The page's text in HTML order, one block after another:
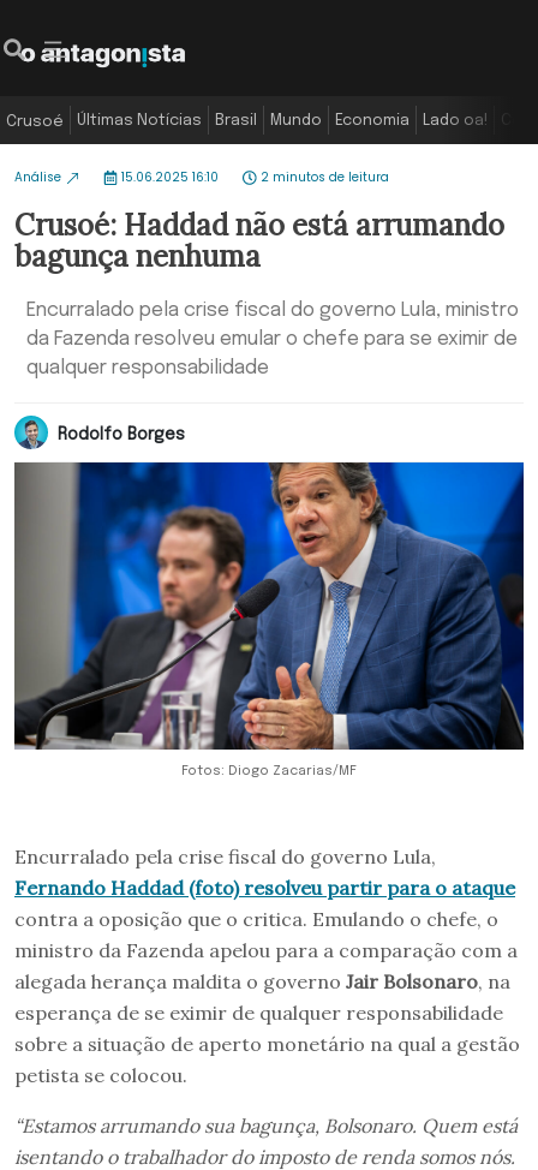
Crusoé Últimas Notícias Brasil Mundo Economia Lado oa!
Análise 15.06.2025 16:10 2 minutos de leitura
Crusoé: Haddad não está arrumando
bagunça nenhuma
Encurralado pela crise fiscal do governo Lula, ministro
da Fazenda resolveu emular o chefe para se eximir de
qualquer responsabilidade
Rodolfo Borges
Fotos: Diogo Zacarias/MF
Encurralado pela crise fiscal do governo Lula,
Fernando Haddad (foto) resolveu partir para o ataque
contra a oposição que o critica. Emulando o chefe, o
ministro da Fazenda apelou para a comparação com a
alegada herança maldita o governo Jair Bolsonaro, na
esperança de se eximir de qualquer responsabilidade
sobre a situação de aperto monetário na qual a gestão
petista se colocou.
“Estamos arrumando sua bagunça, Bolsonaro. Quem está
isentando o trabalhador do imposto de renda somos nós.